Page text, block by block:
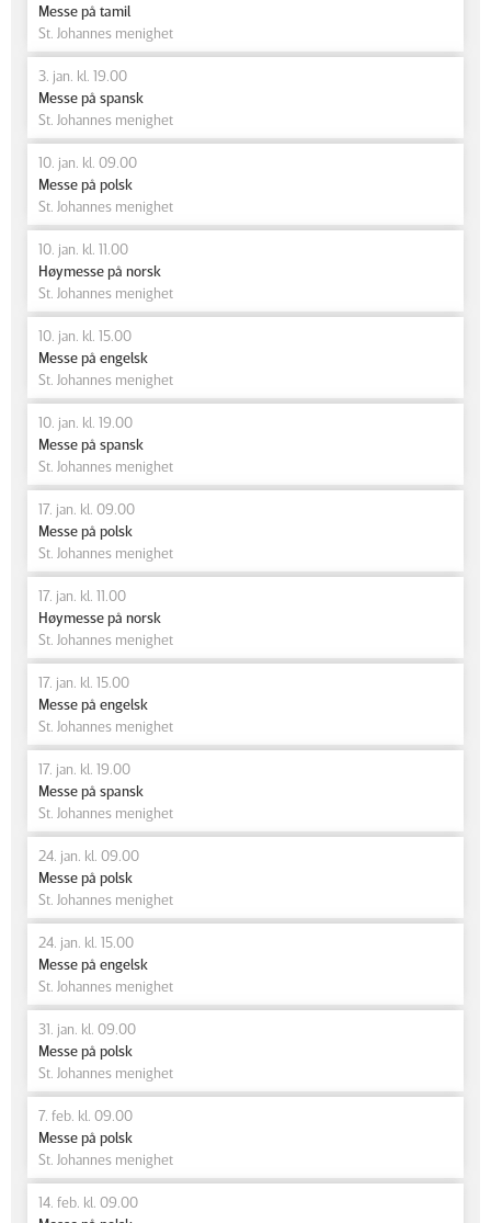
Messe på tamil
St. Johannes menighet
3. jan. kl. 19.00
Messe på spansk
St. Johannes menighet
10. jan. kl. 09.00
Messe på polsk
St. Johannes menighet
10. jan. kl. 11.00
Høymesse på norsk
St. Johannes menighet
10. jan. kl. 15.00
Messe på engelsk
St. Johannes menighet
10. jan. kl. 19.00
Messe på spansk
St. Johannes menighet
17. jan. kl. 09.00
Messe på polsk
St. Johannes menighet
17. jan. kl. 11.00
Høymesse på norsk
St. Johannes menighet
17. jan. kl. 15.00
Messe på engelsk
St. Johannes menighet
17. jan. kl. 19.00
Messe på spansk
St. Johannes menighet
24. jan. kl. 09.00
Messe på polsk
St. Johannes menighet
24. jan. kl. 15.00
Messe på engelsk
St. Johannes menighet
31. jan. kl. 09.00
Messe på polsk
St. Johannes menighet
7. feb. kl. 09.00
Messe på polsk
St. Johannes menighet
14. feb. kl. 09.00